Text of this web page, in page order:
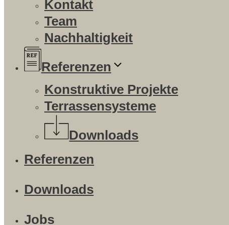
Kontakt
Team
Nachhaltigkeit
Referenzen
Konstruktive Projekte
Terrassensysteme
Downloads
Referenzen
Downloads
Jobs